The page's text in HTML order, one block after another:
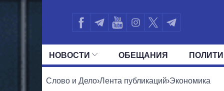
НОВОСТИ ОБЕЩАНИЯ
ВСЕ ПОЛИТИКИ ПРЕЗИДЕНТ И
Слово и Дело›Лента публикаций›Экономика